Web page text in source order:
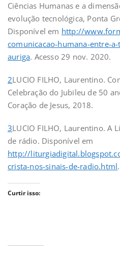
Ciências Humanas e a
evolução tecnológica, Ponta
Disponível em http://
comunicacao-humana-entre-
auriga. Acesso 29 nov. 2020.
2LUCIO FILHO, Laurentino.
Celebração do Jubileu de 50
Coração de Jesus, 2018.
3LUCIO FILHO, Laurentino. A
de rádio. Disponível em
http://
crista-nos-sinais-de-radio.html
Curtir isso: